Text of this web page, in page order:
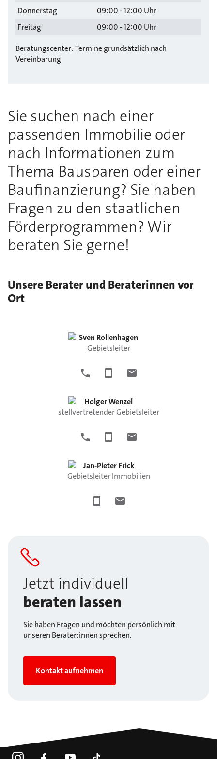
Donnerstag
09:00 - 12:00 Uhr
Freitag
09:00 - 12:00 Uhr
Beratungscenter: Termine grundsätzlich nach
Vereinbarung
Sie suchen nach einer
passenden Immobilie oder
nach Informationen zum
Thema Bausparen oder einer
Baufinanzierung? Sie haben
Fragen zu den staatlichen
Förderprogrammen? Wir
beraten Sie gerne!
Unsere Berater und Beraterinnen vor
Ort
Sven Rollenhagen
Gebietsleiter
HolgerWenzel
stellvertretender Gebietsleiter
Jan-Pieter Frick
Gebietsleiter Immobilien
Jetzt individuell
beraten lassen
Sie haben Fragen und möchten persönlich mit
unseren Berater:innen sprechen.
Kontakt aufnehmen